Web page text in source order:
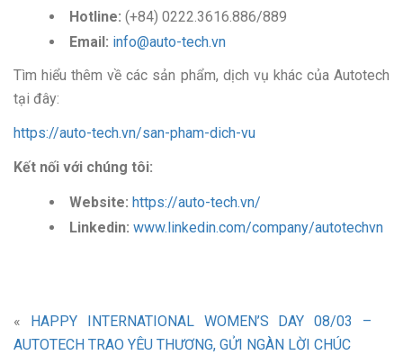
Hotline: (+84) 0222.3616.886/889
Email: info@auto-tech.vn
Tìm hiểu thêm về các sản phẩm, dịch vụ khác của Autotech
tại đây:
https://auto-tech.vn/san-pham-dich-vu
Kết nối với chúng tôi:
Website: https://auto-tech.vn/
Linkedin: www.linkedin.com/company/autotechvn
«
HAPPY INTERNATIONAL WOMEN’S DAY 08/03 –
AUTOTECH TRAO YÊU THƯƠNG, GỬI NGÀN LỜI CHÚC